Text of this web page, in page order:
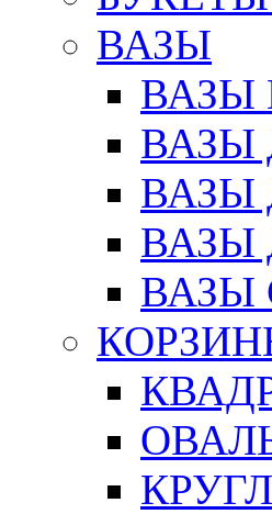
ВАЗЫ
ВАЗЫ
ВАЗЫ
ВАЗЫ
ВАЗЫ
ВАЗЫ